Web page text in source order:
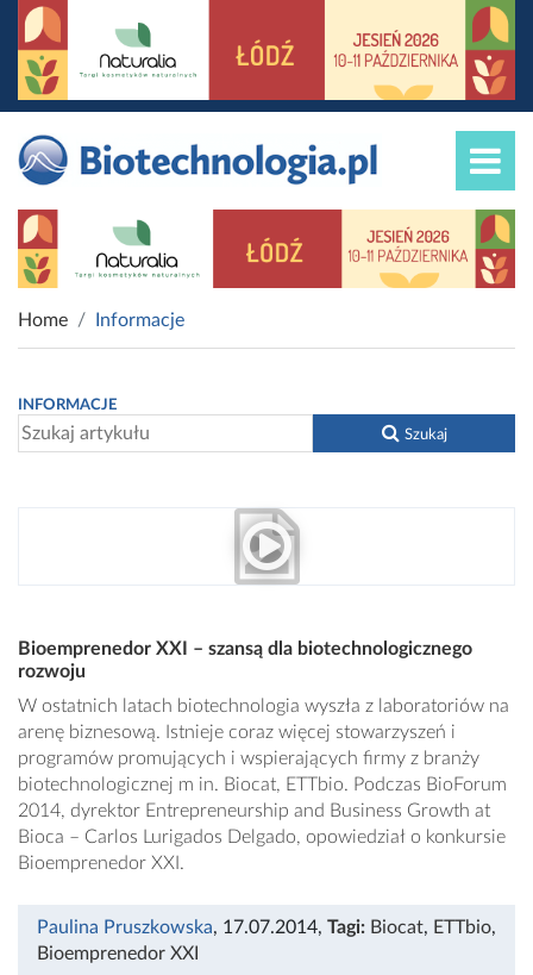
Home Informacje
INFORMACJE
Szukaj
Bioemprenedor XXI – szansą dla biotechnologicznego
rozwoju
W ostatnich latach biotechnologia wyszła z laboratoriów na
arenę biznesową. Istnieje coraz więcej stowarzyszeń i
programów promujących i wspierających firmy z branży
biotechnologicznej m in. Biocat, ETTbio. Podczas BioForum
2014, dyrektor Entrepreneurship and Business Growth at
Bioca – Carlos Lurigados Delgado, opowiedział o konkursie
Bioemprenedor XXI.
Paulina Pruszkowska, 17.07.2014, Tagi: Biocat, ETTbio,
Bioemprenedor XXI